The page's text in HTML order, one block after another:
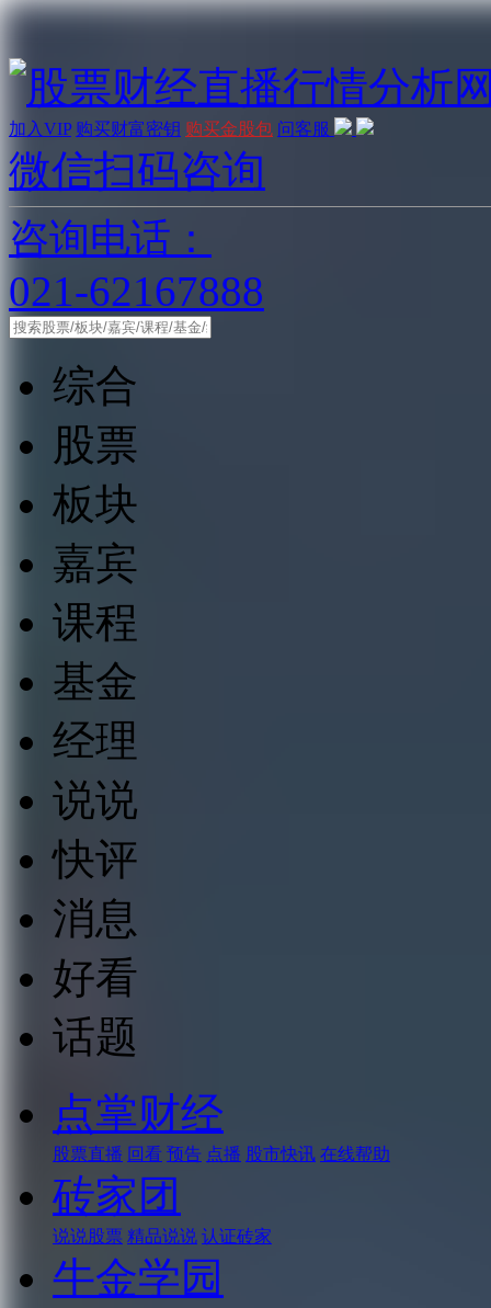
加入VIP 购买财富密钥 购买金股包 问客服
微信扫码咨询
咨询电话：
021-62167888
综合
股票
板块
嘉宾
课程
基金
经理
说说
快评
消息
好看
话题
点掌财经
股票直播 回看 预告 点播 股市快讯 在线帮助
砖家团
说说股票 精品说说 认证砖家
牛金学园